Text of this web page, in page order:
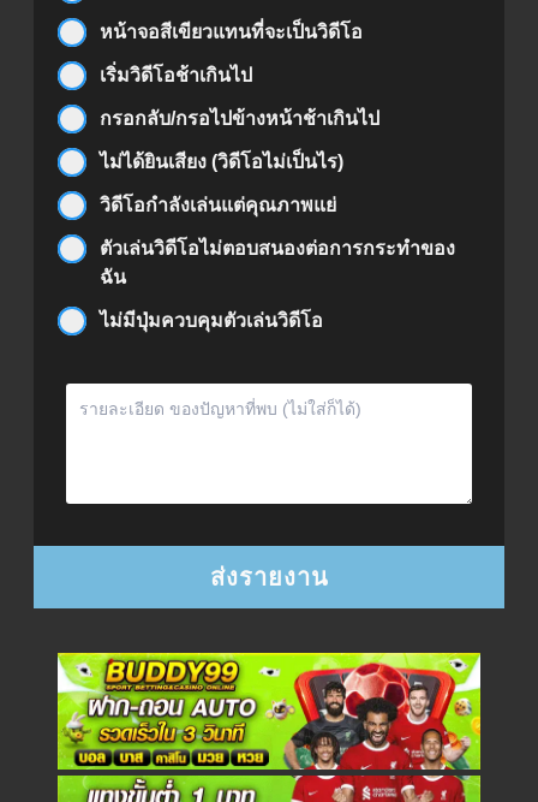
หน้าจอสีเขียวแทนที่จะเป็นวิดีโอ
เริ่มวิดีโอช้าเกินไป
กรอกลับ/กรอไปข้างหน้าช้าเกินไป
ไม่ได้ยินเสียง (วิดีโอไม่เป็นไร)
วิดีโอกำลังเล่นแต่คุณภาพแย่
ตัวเล่นวิดีโอไม่ตอบสนองต่อการกระทำของ
ฉัน
ไม่มีปุ่มควบคุมตัวเล่นวิดีโอ